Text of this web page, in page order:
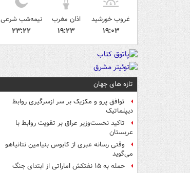
غروب خورشید
۱۹:۰۳
اذان مغرب
۱۹:۲۳
نیمه‌شب شرعی
۲۳:۲۲
تازه های جهان
توافق پرو و مکزیک بر سر ازسرگیری روابط
دیپلماتیک
تاکید نخست‌وزیر عراق بر تقویت روابط با
عربستان
وقتی رسانه عبری از کابوس بنیامین نتانیاهو
می‌گوید
حمله به ۱۵ نفتکش‌ اماراتی از ابتدای جنگ